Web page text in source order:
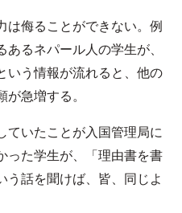
は侮ることができない。例
るネパール人の学生が、
いう情報が流れると、他の
急増する。
ていたことが入国管理局に
った学生が、「理由書を書
う話を聞けば、皆、同じよ